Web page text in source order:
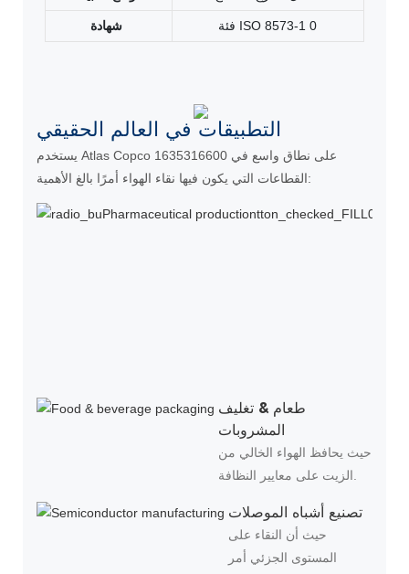
فئة ISO 8573-1 0
التطبيقات في العالم الحقيقي
يستخدم Atlas Copco 1635316600 على نطاق واسع في
القطاعات التي يكون فيها نقاء الهواء أمرًا بالغ الأهمية:
طعام & تغليف
المشروبات
حيث يحافظ الهواء الخالي من
الزيت على معايير النظافة.
تصنيع أشباه الموصلات
حيث أن النقاء على
المستوى الجزئي أمر